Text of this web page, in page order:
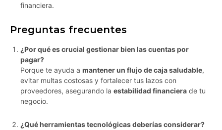
financiera.
Preguntas frecuentes
¿Por qué es crucial gestionar bien las cuentas por
pagar?
Porque te ayuda a mantener un flujo de caja saludable,
evitar multas costosas y fortalecer tus lazos con
proveedores, asegurando la estabilidad financiera de tu
negocio.
¿Qué herramientas tecnológicas deberías considerar?